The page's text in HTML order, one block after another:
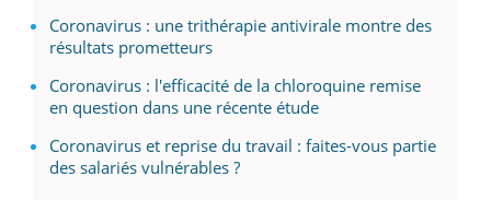
Coronavirus : une trithérapie antivirale montre des
résultats prometteurs
Coronavirus : l'efficacité de la chloroquine remise
en question dans une récente étude
Coronavirus et reprise du travail : faites-vous partie
des salariés vulnérables ?